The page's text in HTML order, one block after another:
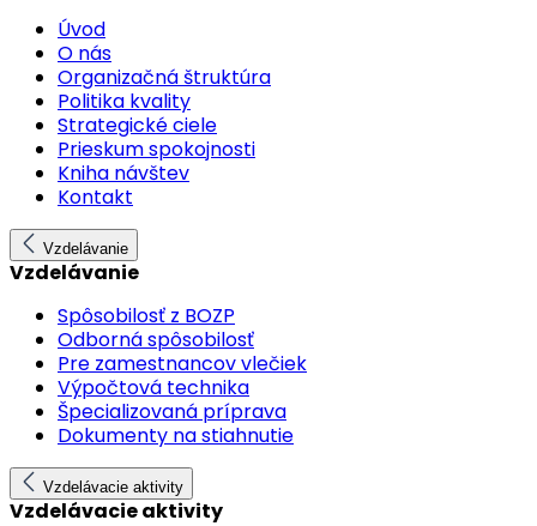
Úvod
O nás
Organizačná štruktúra
Politika kvality
Strategické ciele
Prieskum spokojnosti
Kniha návštev
Kontakt
Vzdelávanie
Vzdelávanie
Spôsobilosť z BOZP
Odborná spôsobilosť
Pre zamestnancov vlečiek
Výpočtová technika
Špecializovaná príprava
Dokumenty na stiahnutie
Vzdelávacie aktivity
Vzdelávacie aktivity